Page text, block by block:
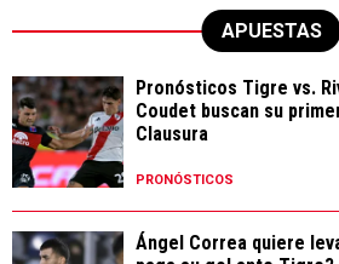
APUESTAS
Pronósticos Tigre vs.
Coudet buscan su
Clausura
PRONÓSTICOS
Ángel Correa quiere